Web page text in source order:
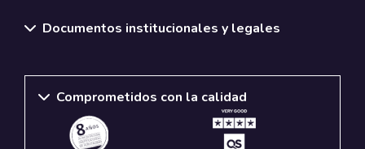
Documentos institucionales y legales
Comprometidos con la calidad